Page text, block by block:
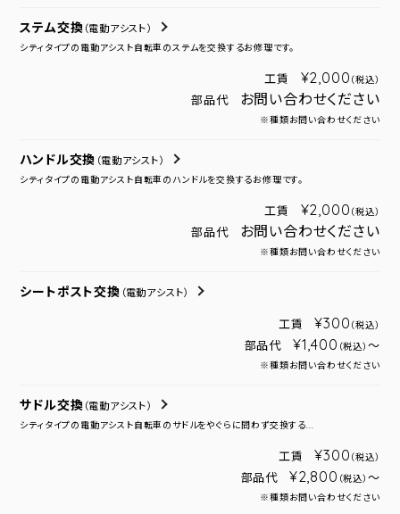
ステム交換 （電動アシスト）
シティタイプの電動アシスト自転車のステムを交換するお修理です。
工賃 ¥2,000 （税込）
部品代 お問い合わせください
※種類お問い合わせください
ハンドル交換 （電動アシスト）
シティタイプの電動アシスト自転車のハンドルを交換するお修理です。
工賃 ¥2,000 （税込）
部品代 お問い合わせください
※種類お問い合わせください
シートポスト交換 （電動アシスト）
工賃 ¥300 （税込）
部品代 ¥1,400 （税込） ～
※種類お問い合わせください
サドル交換 （電動アシスト）
シティタイプの電動アシスト自転車のサドルをやぐらに問わず交換する...
工賃 ¥300 （税込）
部品代 ¥2,800 （税込） ～
※種類お問い合わせください